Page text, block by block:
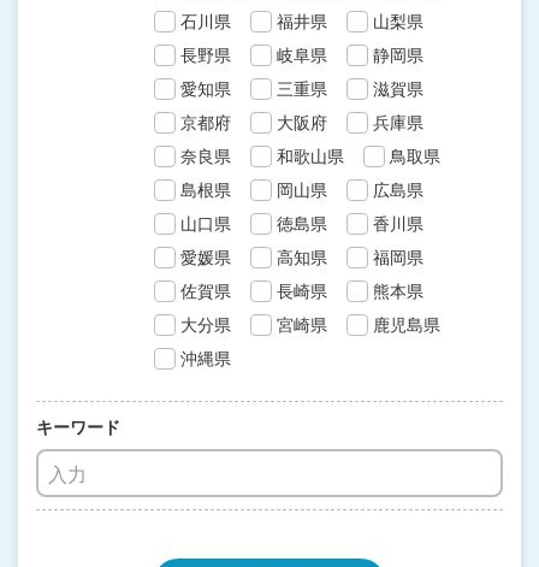
石川県
福井県
山梨県
長野県
岐阜県
静岡県
愛知県
三重県
滋賀県
京都府
大阪府
兵庫県
奈良県
和歌山県
鳥取県
島根県
岡山県
広島県
山口県
徳島県
香川県
愛媛県
高知県
福岡県
佐賀県
長崎県
熊本県
大分県
宮崎県
鹿児島県
沖縄県
キーワード